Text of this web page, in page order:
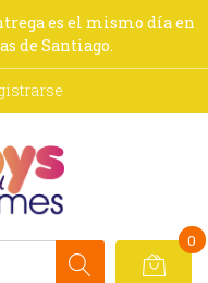
es el mismo día en
de Santiago.
0